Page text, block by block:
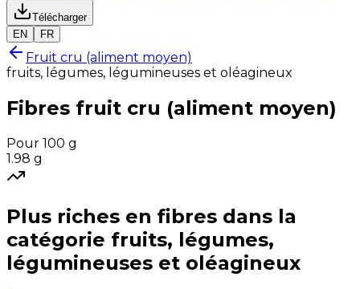
Télécharger
EN
FR
Fruit cru (aliment moyen)
fruits, légumes, légumineuses et oléagineux
Fibres fruit cru (aliment moyen)
Pour 100 g
1.98 g
Plus riches en fibres dans la
catégorie fruits, légumes,
légumineuses et oléagineux